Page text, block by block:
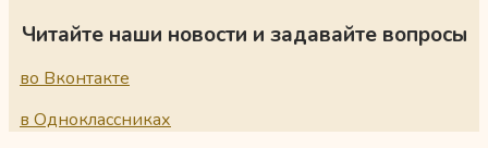
Читайте наши новости и задавайте вопросы
во Вконтакте
в Одноклассниках